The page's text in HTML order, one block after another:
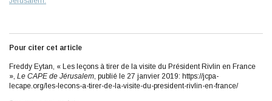
Pour citer cet article
Freddy Eytan, « Les leçons à tirer de la visite du Président Rivlin en France
», Le CAPE de Jérusalem, publié le 27 janvier 2019: https://jcpa-
lecape.org/les-lecons-a-tirer-de-la-visite-du-president-rivlin-en-france/